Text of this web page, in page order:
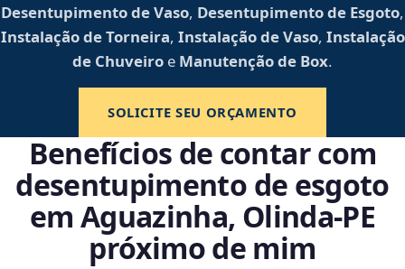
Desentupimento de Vaso, Desentupimento de Esgoto,
Instalação de Torneira, Instalação de Vaso, Instalação
de Chuveiro e Manutenção de Box.
SOLICITE SEU ORÇAMENTO
Benefícios de contar com
desentupimento de esgoto
em Aguazinha, Olinda‑PE
próximo de mim